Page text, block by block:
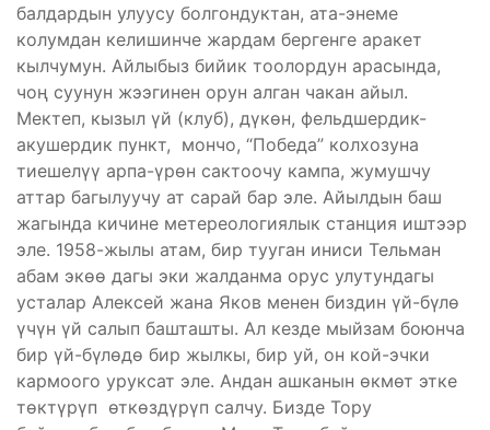
балдардын улуусу болгондуктан, ата-энеме
колумдан келишинче жардам бергенге аракет
кылчумун. Айлыбыз бийик тоолордун арасында,
чоң суунун жээгинен орун алган чакан айыл.
Мектеп, кызыл үй (клуб), дүкөн, фельдшердик-
акушердик пункт, мончо, “Победа” колхозуна
тиешелүү арпа-үрөн сактоочу кампа, жумушчу
аттар багылуучу ат сарай бар эле. Айылдын баш
жагында кичине метереологиялык станция иштээр
эле. 1958-жылы атам, бир тууган иниси Тельман
абам экөө дагы эки жалданма орус улутундагы
усталар Алексей жана Яков менен биздин үй-бүлө
үчүн үй салып башташты. Ал кезде мыйзам боюнча
бир үй-бүлөдө бир жылкы, бир уй, он кой-эчки
кармоого уруксат эле. Андан ашканын өкмөт этке
төктүрүп өткөздүрүп салчу. Бизде Тору